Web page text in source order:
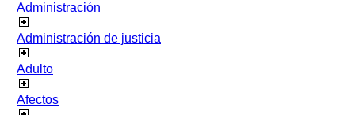
Administración
Administración de justicia
Adulto
Afectos